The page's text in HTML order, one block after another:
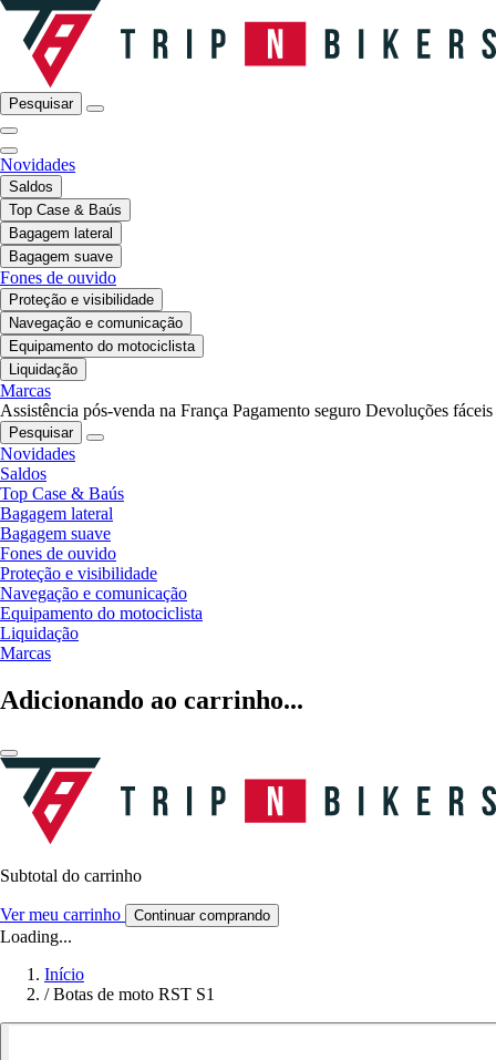
Pesquisar
Novidades
Saldos
Top Case & Baús
Bagagem lateral
Bagagem suave
Fones de ouvido
Proteção e visibilidade
Navegação e comunicação
Equipamento do motociclista
Liquidação
Marcas
Assistência pós-venda na França Pagamento seguro Devoluções fáceis
Pesquisar
Novidades
Saldos
Top Case & Baús
Bagagem lateral
Bagagem suave
Fones de ouvido
Proteção e visibilidade
Navegação e comunicação
Equipamento do motociclista
Liquidação
Marcas
Adicionando ao carrinho...
Subtotal do carrinho
Ver meu carrinho Continuar comprando
Loading...
Início
/ Botas de moto RST S1